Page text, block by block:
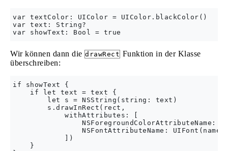
var textColor: UIColor = UIColor.blackColor()
var text: String?
Wir können dann die drawRect Funktion in der Klasse
überschreiben:
if showText {
    if let text = text {
        let s = NSString(string: text)
        s.drawInRect(rect,
            withAttributes: [
NSForegroundColorAttributeName:
NSFontAttributeName:
            ])
    }